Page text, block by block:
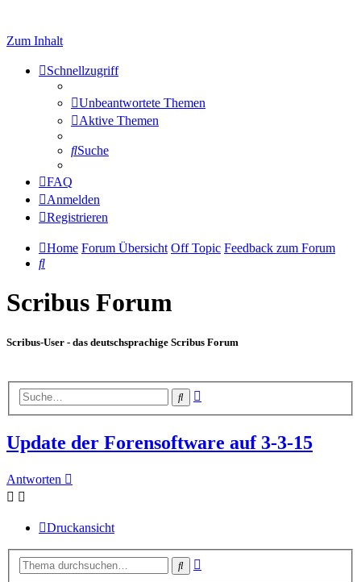
Zum Inhalt
Schnellzugriff
Unbeantwortete Themen
Aktive Themen
Suche
FAQ
Anmelden
Registrieren
Home Forum Übersicht Off Topic Feedback zum Forum
Suche
Scribus Forum
Scribus-User - das deutschsprachige Scribus Forum
Suche
Update der Forensoftware auf 3-3-15
Antworten
Druckansicht
Suche